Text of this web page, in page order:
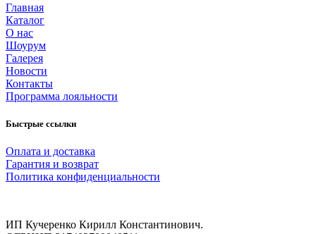
Главная
Каталог
О нас
Шоурум
Галерея
Новости
Контакты
Программа лояльности
Быстрые ссылки
Оплата и доставка
Гарантия и возврат
Политика конфиденциальности
ИП Кучеренко Кирилл Константинович.